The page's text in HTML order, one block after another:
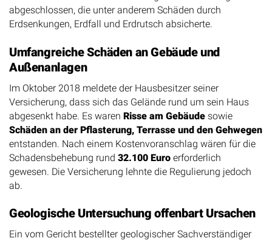
abgeschlossen, die unter anderem Schäden durch
Erdsenkungen, Erdfall und Erdrutsch absicherte.
Umfangreiche Schäden an Gebäude und
Außenanlagen
Im Oktober 2018 meldete der Hausbesitzer seiner
Versicherung, dass sich das Gelände rund um sein Haus
abgesenkt habe. Es waren Risse am Gebäude sowie
Schäden an der Pflasterung, Terrasse und den Gehwegen
entstanden. Nach einem Kostenvoranschlag wären für die
Schadensbehebung rund 32.100 Euro erforderlich
gewesen. Die Versicherung lehnte die Regulierung jedoch
ab.
Geologische Untersuchung offenbart Ursachen
Ein vom Gericht bestellter geologischer Sachverständiger